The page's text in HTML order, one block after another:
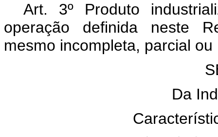
Art. 3º Produto
operação definida neste
mesmo incompleta, parcial
Da